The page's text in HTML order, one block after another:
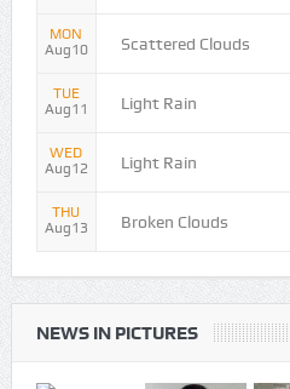
MON
Aug10
Scattered Clouds
TUE
Aug11
Light Rain
WED
Aug12
Light Rain
THU
Aug13
Broken Clouds
NEWS IN PICTURES